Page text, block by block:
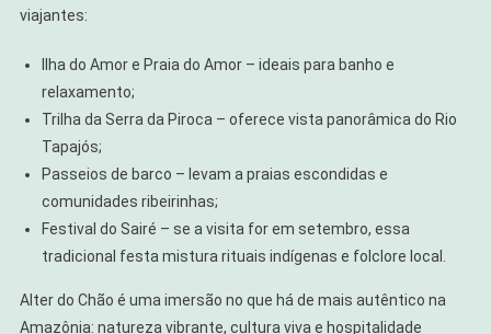
viajantes:
Ilha do Amor e Praia do Amor – ideais para banho e
relaxamento;
Trilha da Serra da Piroca – oferece vista panorâmica do Rio
Tapajós;
Passeios de barco – levam a praias escondidas e
comunidades ribeirinhas;
Festival do Sairé – se a visita for em setembro, essa
tradicional festa mistura rituais indígenas e folclore local.
Alter do Chão é uma imersão no que há de mais autêntico na
Amazônia: natureza vibrante, cultura viva e hospitalidade